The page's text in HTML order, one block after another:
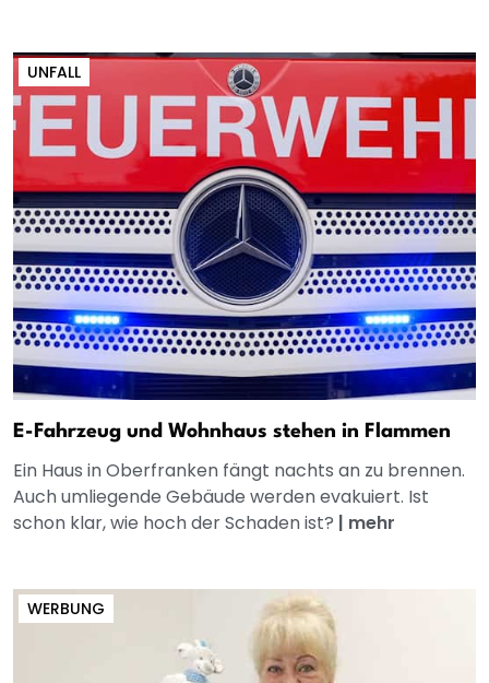
UNFALL
E-Fahrzeug und Wohnhaus stehen in Flammen
Ein Haus in Oberfranken fängt nachts an zu brennen.
Auch umliegende Gebäude werden evakuiert. Ist
schon klar, wie hoch der Schaden ist? | mehr
WERBUNG